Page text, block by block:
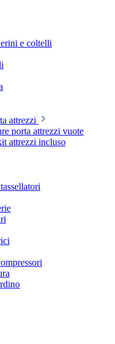
e coltelli
attrezzi
porta attrezzi vuote
attrezzi incluso